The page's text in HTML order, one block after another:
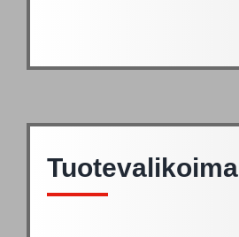
Tuotevalikoima